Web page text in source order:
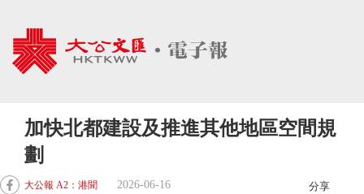
加快北都建設及推進其他地區空間規
劃
大公報 A2：港聞 2026-06-16 分享